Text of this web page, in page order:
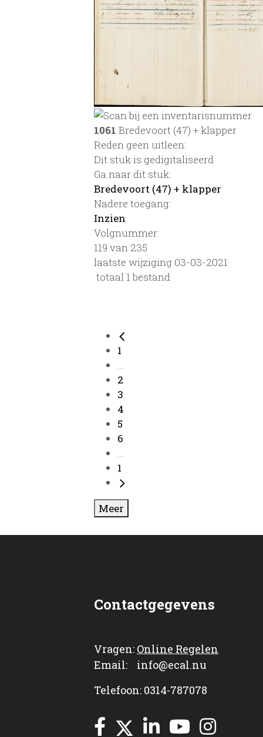
1061 Bredevoort (47) + klapper
Reden geen uitleen:
Dit stuk is gedigitaliseerd
Ga naar dit stuk:
Bredevoort (47) + klapper
Nadere toegang:
Inzien
Volgnummer:
119 van 235
laatste wijziging 03-03-2021
totaal 1 bestand
1
...
2
3
4
5
6
...
1
Meer
Contactgegevens
Vragen: Online Regelen
Email: info@ecal.nu
Telefoon: 0314-787078